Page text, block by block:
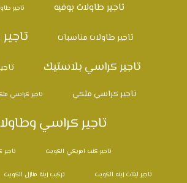
تاجير طاولات بوفيه
تاجير
تاجير طاولات مناسبات
تاجير كراسي بلاستيك
تاجير كراسي ملكي تاجير كراسي
تاجير كراسي
تاجير كنب امريكي الكويت
تاجير ليتات زينه الكويت تركيب زينة منازل الكويت